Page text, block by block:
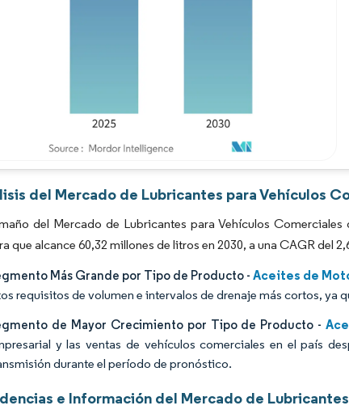
del Mercado de Lubricantes para Vehículos
del Mercado de Lubricantes para Vehículos
que alcance 60,32 millones de litros en 2030, a una CAGR del
Más Grande por Tipo de Producto -Aceites de
requisitos de volumen e intervalos de drenaje más cortos, ya
de Mayor Crecimiento por Tipo de Producto -
y las ventas de vehículos comerciales en el país
durante el período de pronóstico.
e Información del Mercado de